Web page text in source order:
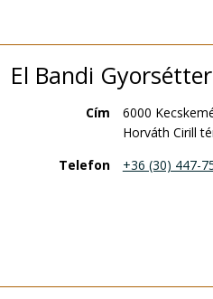
El Bandi
Cím
6000
Horváth Cirill
Telefon
+36 (30) 447-